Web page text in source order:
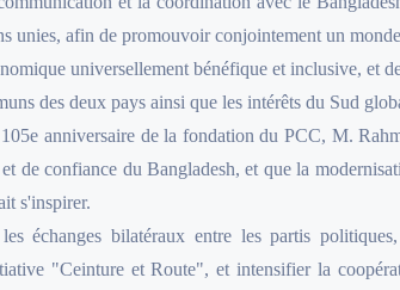
unies, afin de promouvoir conjointement un
universellement bénéfique et inclusive, et
des deux pays ainsi que les intérêts du Sud
anniversaire de la fondation du PCC, M.
de confiance du Bangladesh, et que la
s'inspirer.
échanges bilatéraux entre les partis
"Ceinture et Route", et intensifier la